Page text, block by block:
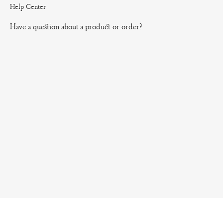
Help Center
Have a question about a product or order?